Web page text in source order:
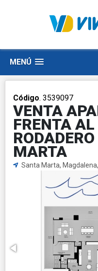
MENÚ
Código. 3539097
VENTA
FRENTA
MARTA
Santa Marta,